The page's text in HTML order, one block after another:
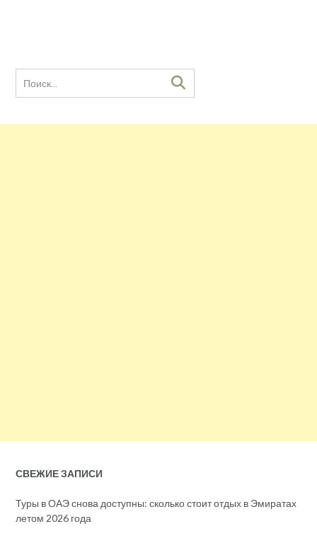
СВЕЖИЕ ЗАПИСИ
Туры в ОАЭ снова доступны: сколько стоит отдых в Эмиратах
летом 2026 года